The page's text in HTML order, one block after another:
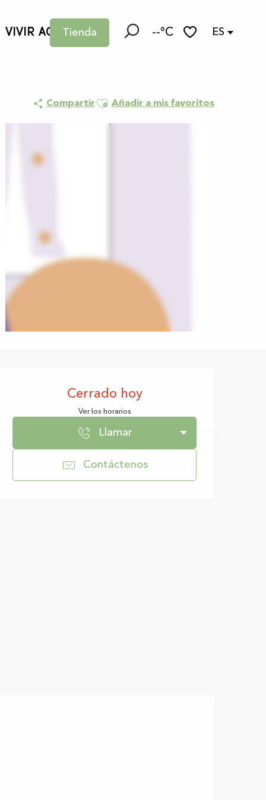
Tienda --°C ES
VIVIR AQUÍ
Compartir Ajouter aux favoris
Añadir a mis favoritos
Horarios y datos
Cerrado hoy
Ver los horarios
Llamar
Contáctenos